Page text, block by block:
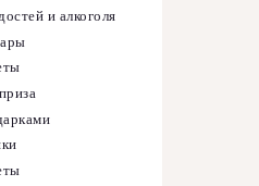
и алкоголя